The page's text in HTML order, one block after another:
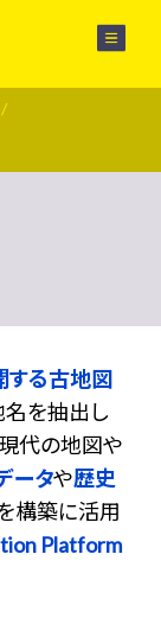
する古地図
を抽出し
代の地図や
ータや歴史
構築に活用
Platform